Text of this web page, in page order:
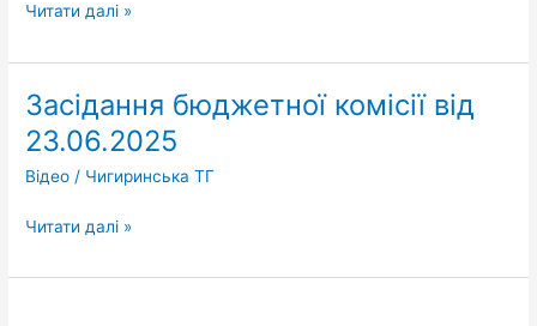
та
політики
від
24.06.2025
Читати далі »
Засідання бюджетної комісії від
23.06.2025
Відео / Чигиринська ТГ
Засідання
бюджетної
комісії
від
Читати далі »